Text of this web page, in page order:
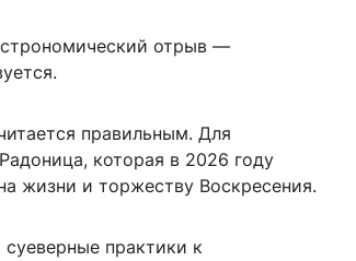
отрыв —
правильным. Для
которая в 2026 году
жизни и торжеству Воскресения.
практики к